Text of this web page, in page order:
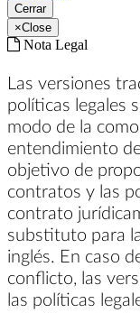
Cerrar
×Close
Nota Legal
Las versiones
políticas legales
modo de la
entendimiento
objetivo de
contratos y las
contrato
substituto para
inglés. En caso
conflicto, las
las políticas